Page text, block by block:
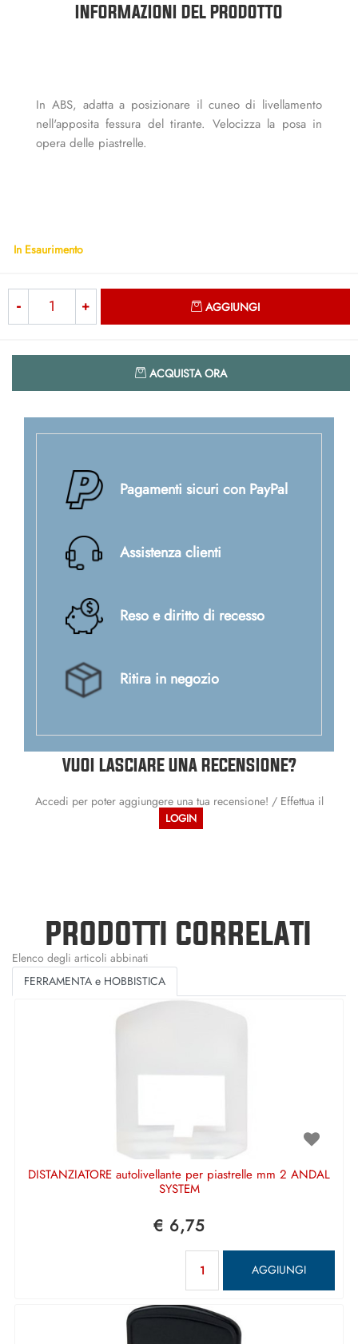
INFORMAZIONI DEL PRODOTTO
In ABS, adatta a posizionare il cuneo di livellamento
nell'apposita fessura del tirante. Velocizza la posa in
opera delle piastrelle.
In Esaurimento
AGGIUNGI
ACQUISTA ORA
Pagamenti sicuri con PayPal
Assistenza clienti
Reso e diritto di recesso
Ritira in negozio
VUOI LASCIARE UNA RECENSIONE?
Accedi per poter aggiungere una tua recensione! / Effettua il
LOGIN
PRODOTTI CORRELATI
Elenco degli articoli abbinati
FERRAMENTA e HOBBISTICA
DISTANZIATORE autolivellante per piastrelle mm 2 ANDAL
SYSTEM
€ 6,75
AGGIUNGI